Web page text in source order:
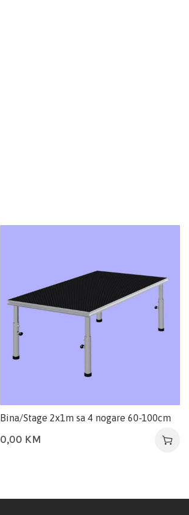
Bina/Stage 2x1m sa 4 nogare 60-100cm
0,00 KM